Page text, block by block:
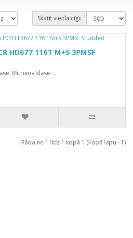
Skatīt vienlaicīgi:
HD677 116T M+S 3PMSF
Mitruma klase: ..
Rāda no 1 līdz 1 kopā 1 (Kopā lapu - 1)